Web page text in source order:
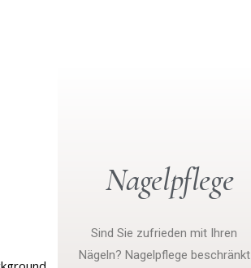
Nagelpflege
Sind Sie zufrieden mit Ihren
Nägeln? Nagelpflege beschränkt